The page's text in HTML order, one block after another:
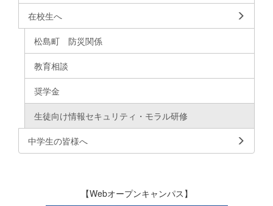
在校生へ
松島町 防災関係
教育相談
奨学金
生徒向け情報セキュリティ・モラル研修
中学生の皆様へ
【Webオープンキャンパス】